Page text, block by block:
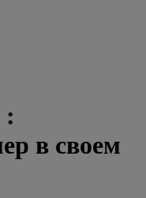
:
в своем